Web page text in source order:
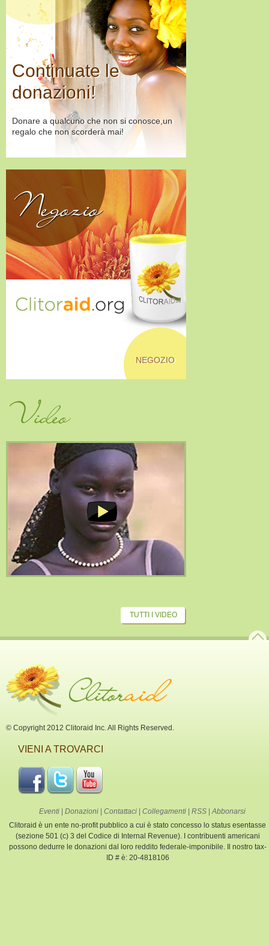
Continuate le
donazioni!
Donare a qualcuno che non si conosce,un
regalo che non scorderà mai!
Negozio
NEGOZIO
Video
TUTTI I VIDEO
© Copyright 2012 Clitoraid Inc. All Rights Reserved.
VIENI A TROVARCI
Eventi| Donazioni| Contattaci| Collegamenti| RSS| Abbonarsi
Clitoraid è un ente no-profit pubblico a cui è stato concesso lo status esentasse
(sezione 501 (c) 3 del Codice di Internal Revenue). I contribuenti americani
possono dedurre le donazioni dal loro reddito federale-imponibile. Il nostro tax-
ID # è: 20-4818106